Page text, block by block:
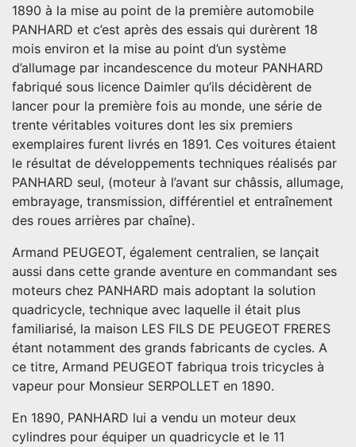
1890 à la mise au point de la première automobile
PANHARD et c’est après des essais qui durèrent 18
mois environ et la mise au point d’un système
d’allumage par incandescence du moteur PANHARD
fabriqué sous licence Daimler qu’ils décidèrent de
lancer pour la première fois au monde, une série de
trente véritables voitures dont les six premiers
exemplaires furent livrés en 1891. Ces voitures étaient
le résultat de développements techniques réalisés par
PANHARD seul, (moteur à l’avant sur châssis, allumage,
embrayage, transmission, différentiel et entraînement
des roues arrières par chaîne).
Armand PEUGEOT, également centralien, se lançait
aussi dans cette grande aventure en commandant ses
moteurs chez PANHARD mais adoptant la solution
quadricycle, technique avec laquelle il était plus
familiarisé, la maison LES FILS DE PEUGEOT FRERES
étant notamment des grands fabricants de cycles. A
ce titre, Armand PEUGEOT fabriqua trois tricycles à
vapeur pour Monsieur SERPOLLET en 1890.
En 1890, PANHARD lui a vendu un moteur deux
cylindres pour équiper un quadricycle et le 11